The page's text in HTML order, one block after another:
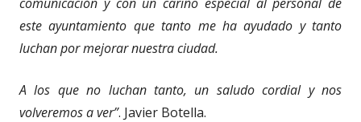
este ayuntamiento que tanto me ha ayudado y tanto
luchan por mejorar nuestra ciudad.
A los que no luchan tanto, un saludo cordial y nos
volveremos a ver”. Javier Botella.